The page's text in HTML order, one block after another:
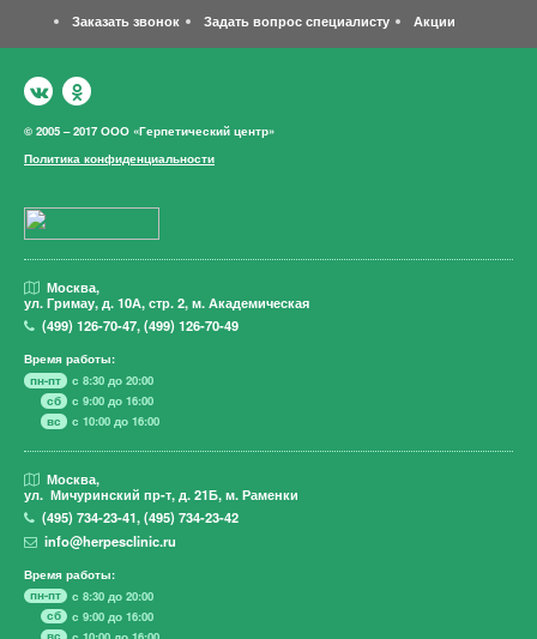
Заказать звонок
Задать вопрос специалисту Акции
© 2005 – 2017 ООО «Герпетический центр»
Политика конфиденциальности
Москва,
ул. Гримау, д. 10А, стр. 2, м. Академическая
(499)126-70-47,(499)126-70-49
Время работы:
пн-пт
с 8:30 до 20:00
сб
с 9:00 до 16:00
вс
с 10:00 до 16:00
Москва,
ул. Мичуринский пр-т, д. 21Б, м. Раменки
(495)734-23-41,(495)734-23-42
info@herpesclinic.ru
Время работы:
пн-пт
с 8:30 до 20:00
сб
с 9:00 до 16:00